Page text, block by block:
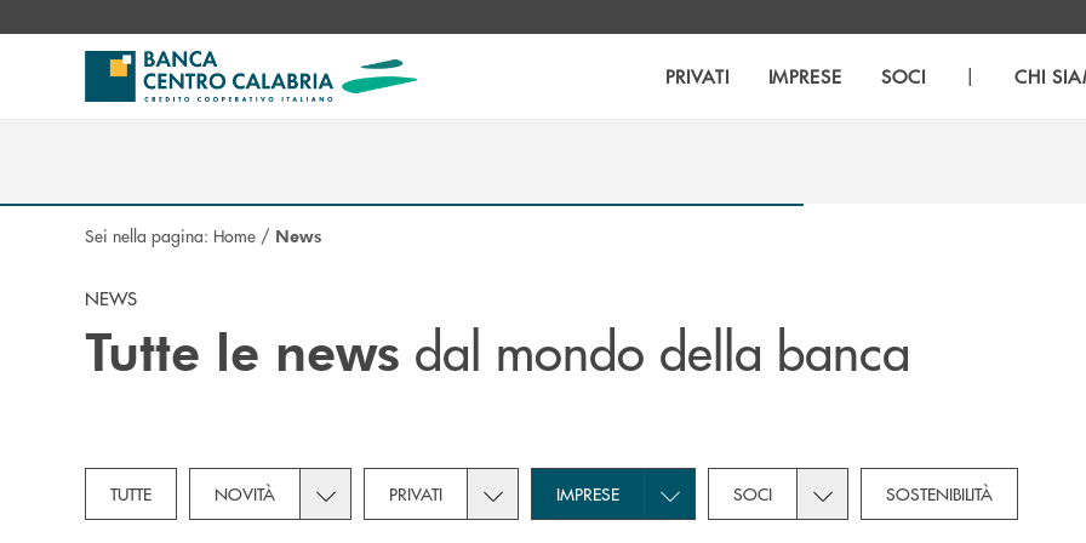
PRIVATI IMPRESE SOCI | CHI
Sei nella pagina: Home / News
NEWS
Tutte le news dal mondo della banca
TUTTE NOVITÀ Toggle subcategories dropdown for Novità
PRIVATI Toggle subcategories dropdown for Privati
IMPRESE Toggle subcategories dropdown for Imprese
SOCI Toggle subcategories dropdown
SOSTENIBILITÀ